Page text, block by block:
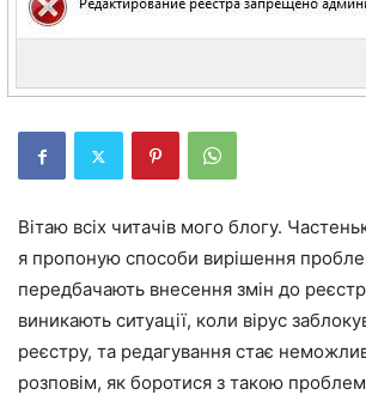
Вітаю всіх читачів мого блогу.
я пропоную способи вирішення
передбачають внесення змін до
виникають ситуації, коли вірус
реєстру, та редагування стає
розповім, як боротися з такою